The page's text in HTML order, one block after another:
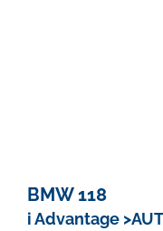
BMW 118
i Advantage